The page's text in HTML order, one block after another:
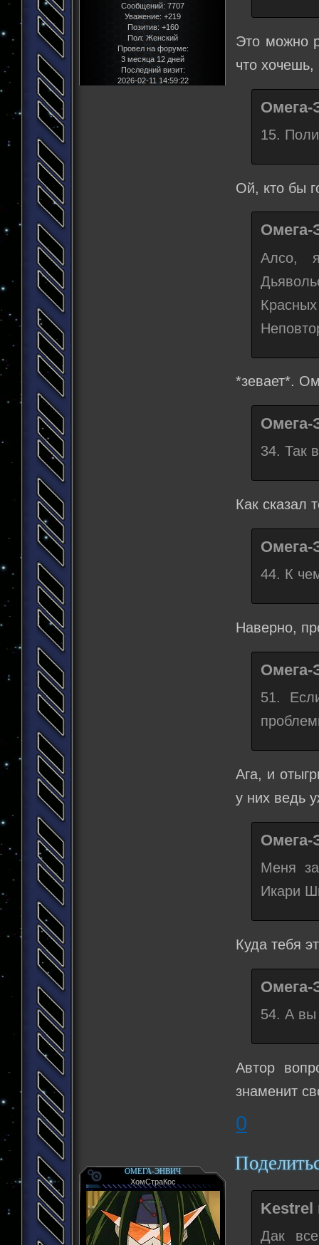
Сообщений: 7707
Уважение: +219
Позитив: +160
Пол:Женский
Провел на форуме:
3 месяца 12 дней
Последний визит:
2026-02-11 14:59:22
Это можно
что хочешь,
Омега-
15.
Ой, кто бы
Омега-
Алсо,
*зевает*.
Омега-
34. Так
Как сказал
Омега-
44. К
Наверно,
Омега-
51.
Ага, и
у них ведь
Омега-
Меня
Икари
Куда тебя
Омега-
54. А вы
Автор
знаменит
0
ОМЕГА-ЭНВИЧ
ХомСтраКос
Kestrel
Дак